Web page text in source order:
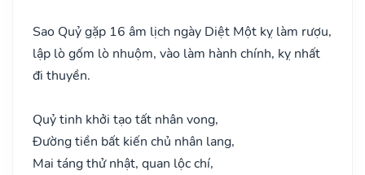
Sao Quỷ gặp 16 âm lịch ngày Diệt Một kỵ làm rượu,
lập lò gốm lò nhuộm, vào làm hành chính, kỵ nhất
đi thuyền.
Quỷ tinh khởi tạo tất nhân vong,
Đường tiền bất kiến chủ nhân lang,
Mai táng thử nhật, quan lộc chí,